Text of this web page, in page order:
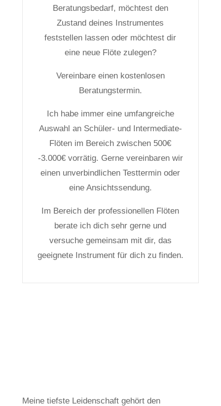
Beratungsbedarf, möchtest den
Zustand deines Instrumentes
feststellen lassen oder möchtest dir
eine neue Flöte zulegen?
Vereinbare einen kostenlosen
Beratungstermin.
Ich habe immer eine umfangreiche
Auswahl an Schüler- und Intermediate-
Flöten im Bereich zwischen 500€
-3.000€ vorrätig. Gerne vereinbaren wir
einen unverbindlichen Testtermin oder
eine Ansichtssendung.
Im Bereich der professionellen Flöten
berate ich dich sehr gerne und
versuche gemeinsam mit dir, das
geeignete Instrument für dich zu finden.
Meine tiefste Leidenschaft gehört den